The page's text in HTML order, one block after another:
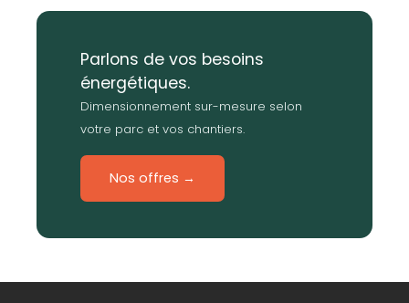
Parlons de vos besoins
énergétiques.
Dimensionnement sur-mesure selon
votre parc et vos chantiers.
Nos offres →